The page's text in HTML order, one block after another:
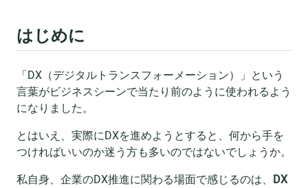
はじめに
「DX（デジタルトランスフォーメーション）」という
言葉がビジネスシーンで当たり前のように使われるよう
になりました。
とはいえ、実際にDXを進めようとすると、何から手を
つければいいのか迷う方も多いのではないでしょうか。
私自身、企業のDX推進に関わる場面で感じるのは、 DX